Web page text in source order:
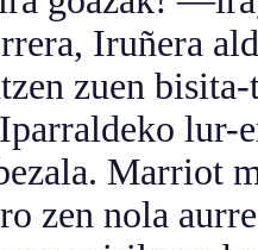
Iruñera
zuen
lur-
Marriot
nola aurre